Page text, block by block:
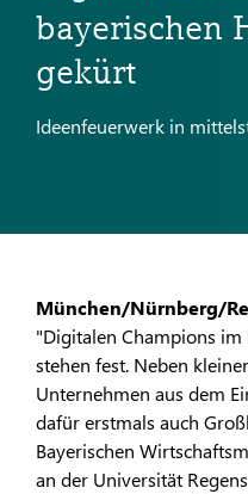
bayerischen
gekürt
Ideenfeuerwerk in
München/Nürnberg/
"Digitalen Champions
stehen fest. Neben
Unternehmen aus dem
dafür erstmals auch
Bayerischen
an der Universität